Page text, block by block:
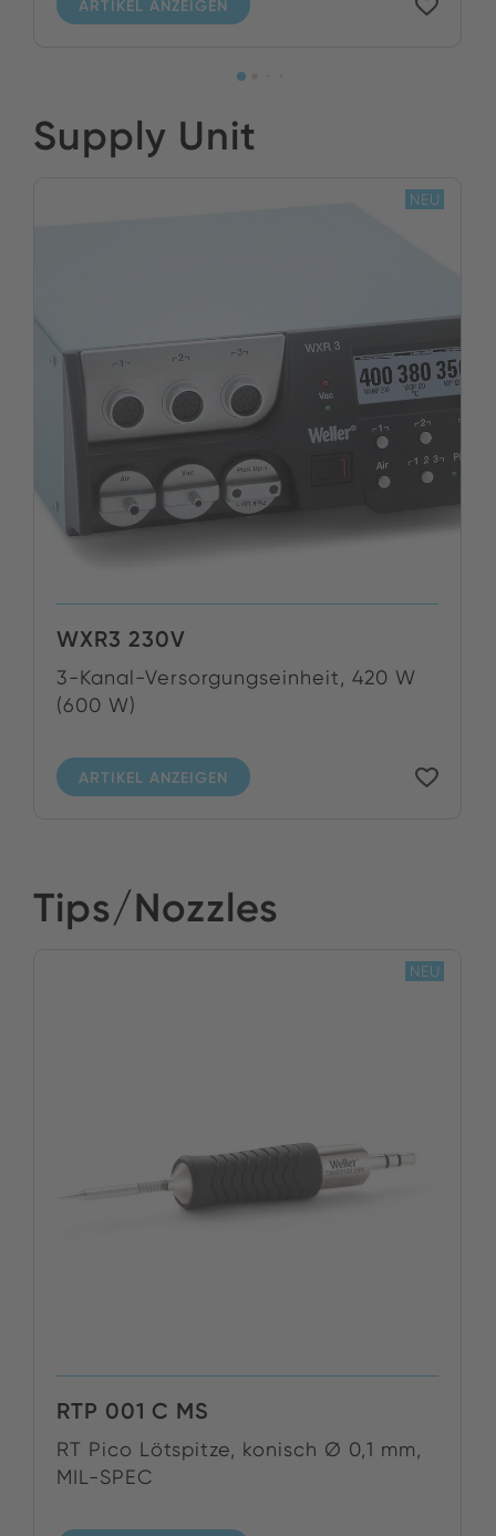
ARTIKEL ANZEIGEN
Supply Unit
WXR3 230V
3-Kanal-Versorgungseinheit, 420 W
(600 W)
ARTIKEL ANZEIGEN
NEU
Tips/Nozzles
RTP 001 C MS
RT Pico Lötspitze, konisch Ø 0,1 mm,
MIL-SPEC
NEU